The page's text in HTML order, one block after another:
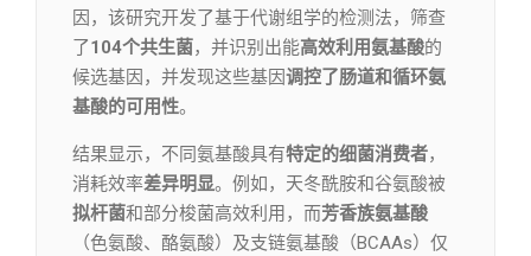
因，该研究开发了基于代谢组学的检测法，筛查
了104个共生菌，并识别出能高效利用氨基酸的
候选基因，并发现这些基因调控了肠道和循环氨
基酸的可用性。
结果显示，不同氨基酸具有特定的细菌消费者，
消耗效率差异明显。例如，天冬酰胺和谷氨酸被
拟杆菌和部分梭菌高效利用，而芳香族氨基酸
（色氨酸、酪氨酸）及支链氨基酸（BCAAs）仅